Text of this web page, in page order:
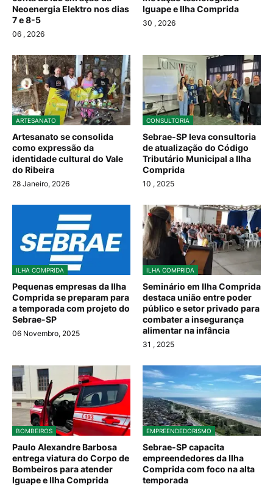
Neoenergia Elektro nos dias
7 e 8-5
06 , 2026
Iguape e Ilha Comprida
30 , 2026
ARTESANATO
Artesanato se consolida
como expressão da
identidade cultural do Vale
do Ribeira
28 Janeiro, 2026
CONSULTORIA
Sebrae-SP leva consultoria
de atualização do Código
Tributário Municipal a Ilha
Comprida
10 , 2025
ILHA COMPRIDA
Pequenas empresas da Ilha
Comprida se preparam para
a temporada com projeto do
Sebrae-SP
06 Novembro, 2025
ILHA COMPRIDA
Seminário em Ilha Comprida
destaca união entre poder
público e setor privado para
combater a insegurança
alimentar na infância
31 , 2025
BOMBEIROS
Paulo Alexandre Barbosa
entrega viatura do Corpo de
Bombeiros para atender
Iguape e Ilha Comprida
EMPREENDEDORISMO
Sebrae-SP capacita
empreendedores da Ilha
Comprida com foco na alta
temporada